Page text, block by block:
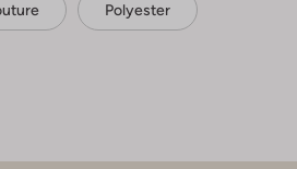
Polyester